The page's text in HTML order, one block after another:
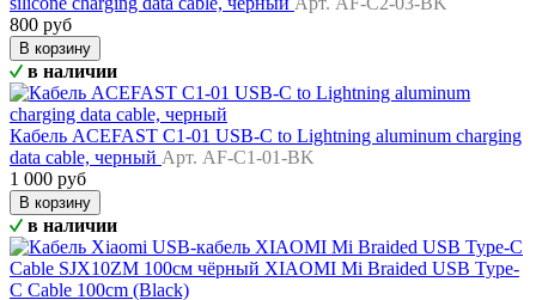
800 руб
В корзину
в наличии
Кабель ACEFAST C1-01 USB-C to Lightning aluminum charging
data cable, черный Арт. AF-C1-01-BK
1 000 руб
В корзину
в наличии